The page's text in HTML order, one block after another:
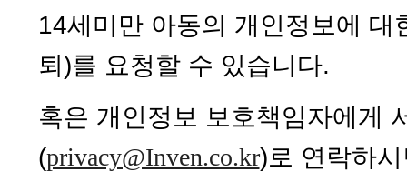
14세미만 아동의 개인정보에
퇴)를 요청할 수 있습니다.
혹은 개인정보 보호책임자에게
(privacy@Inven.co.kr)로 연락하